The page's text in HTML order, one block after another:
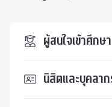
ผู้สนใจเข้าศึกษา
นิสิตและบุคลา